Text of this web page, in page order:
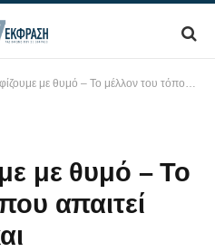
– Το μέλλον του τόπου απαιτεί σοβαρότητα και σταθερότητα» – O Ιωάννης Παππάς στον Ε97 (Video)
με θυμό – Το
απαιτεί